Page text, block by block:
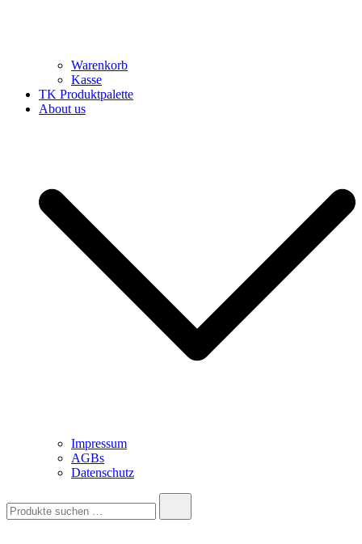
Warenkorb
Kasse
TK Produktpalette
About us
Impressum
AGBs
Datenschutz
nach: